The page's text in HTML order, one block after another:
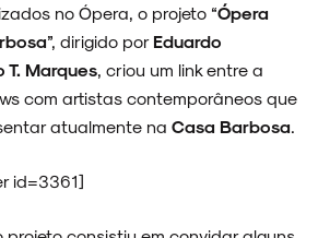
no Ópera, o projeto “Ópera
”, dirigido por Eduardo
T. Marques, criou um link entre a
com artistas contemporâneos que
atualmente na Casa Barbosa.
id=3361]